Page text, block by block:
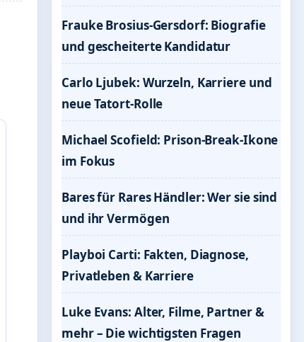
Frauke Brosius-Gersdorf: Biografie
und gescheiterte Kandidatur
Carlo Ljubek: Wurzeln, Karriere und
neue Tatort-Rolle
Michael Scofield: Prison-Break-Ikone
im Fokus
Bares für Rares Händler: Wer sie sind
und ihr Vermögen
Playboi Carti: Fakten, Diagnose,
Privatleben & Karriere
Luke Evans: Alter, Filme, Partner &
mehr – Die wichtigsten Fragen